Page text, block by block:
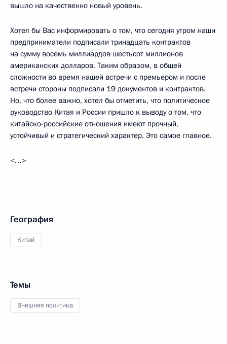
вышло на качественно новый уровень.
Хотел бы Вас информировать о том, что сегодня утром наши
предприниматели подписали тринадцать контрактов
на сумму восемь миллиардов шестьсот миллионов
американских долларов. Таким образом, в общей
сложности во время нашей встречи с премьером и после
встречи стороны подписали 19 документов и контрактов.
Но, что более важно, хотел бы отметить, что политическое
руководство Китая и России пришло к выводу о том, что
китайско-российские отношения имеют прочный,
устойчивый и стратегический характер. Это самое главное.
<…>
География
Китай
Темы
Внешняя политика